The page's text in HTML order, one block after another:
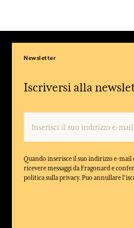
Newsletter
Iscriversi alla
Quando inserisce il suo indirizzo e-mail
ricevere messaggi da Fragonard e
politica sulla privacy. Puo annullare